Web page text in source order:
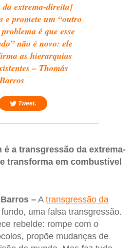
da extrema-direita]
e promete um “outro
é que esse
não é novo: ele
as hierarquias
– Thomás
Tweet.
é a transgressão da extrema-
transforma em combustível
– A transgressão da
uma falsa transgressão.
rebelde: rompe com o
propõe mudanças de